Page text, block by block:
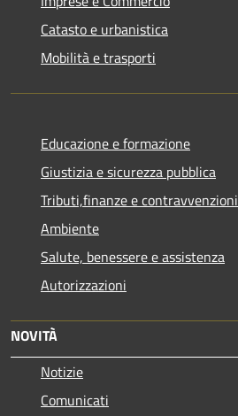
Catasto e urbanistica
Mobilità e trasporti
Educazione e formazione
Giustizia e sicurezza pubblica
Tributi,finanze e contravvenzioni
Ambiente
Salute, benessere e assistenza
Autorizzazioni
NOVITÀ
Notizie
Comunicati